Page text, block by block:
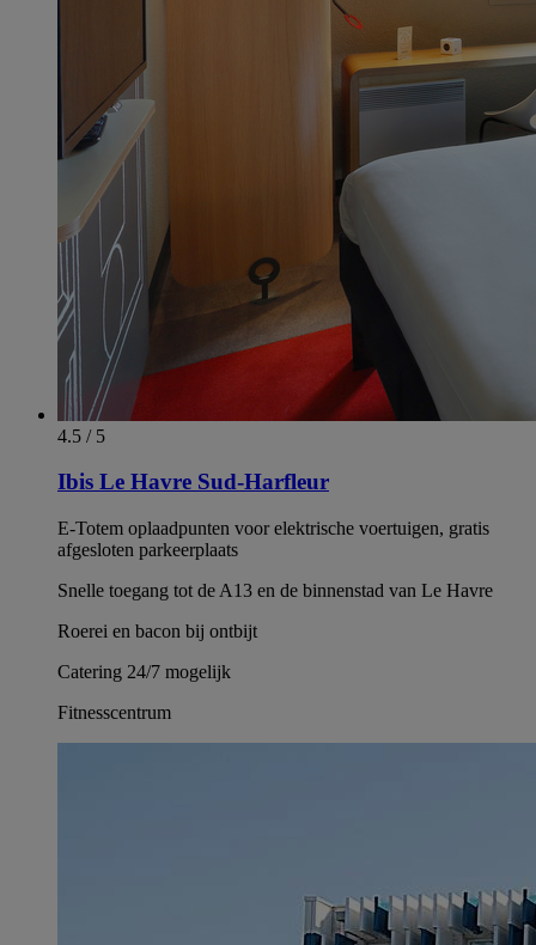
4.5 / 5
Ibis Le Havre Sud-Harfleur
E-Totem oplaadpunten voor elektrische voertuigen, gratis
afgesloten parkeerplaats
Snelle toegang tot de A13 en de binnenstad van Le Havre
Roerei en bacon bij ontbijt
Catering 24/7 mogelijk
Fitnesscentrum